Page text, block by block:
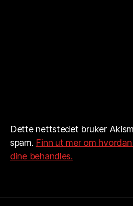
Dette nettstedet bruker
spam. Finn ut mer om
dine behandles.